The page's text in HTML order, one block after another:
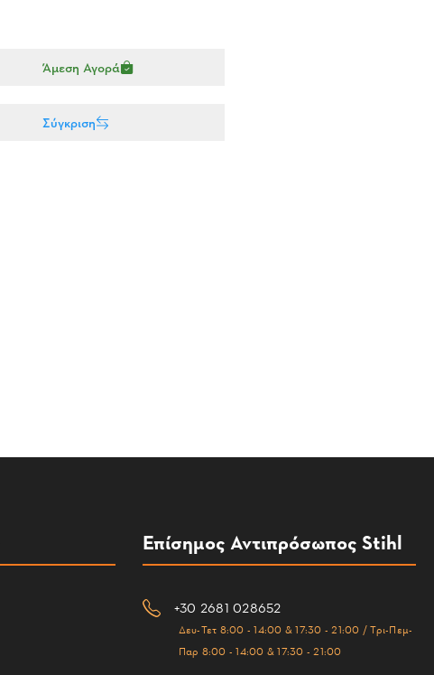
Άμεση Αγορά
Σύγκριση
Επίσημος Αντιπρόσωπος Stihl
+30 2681 028652
Δευ-Τετ 8:00 - 14:00 & 17:30 - 21:00 / Τρι-Πεμ-
Παρ 8:00 - 14:00 & 17:30 - 21:00